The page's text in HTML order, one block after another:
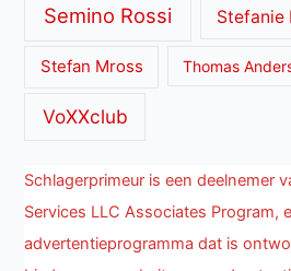
Semino Rossi Stefanie
Stefan Mross Thomas
VoXXclub
Schlagerprimeur is een deelnemer
Services LLC Associates Program,
advertentieprogramma dat is